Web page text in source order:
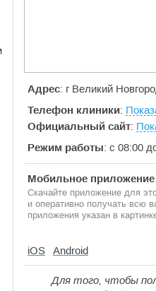
Адрес: г Великий
Телефон клиники:
Официальный сайт:
Режим работы: с 08:00
Мобильное
Скачайте приложение для
и оперативно получать всю
приложения указан в
iOS Android
Для того, чтобы